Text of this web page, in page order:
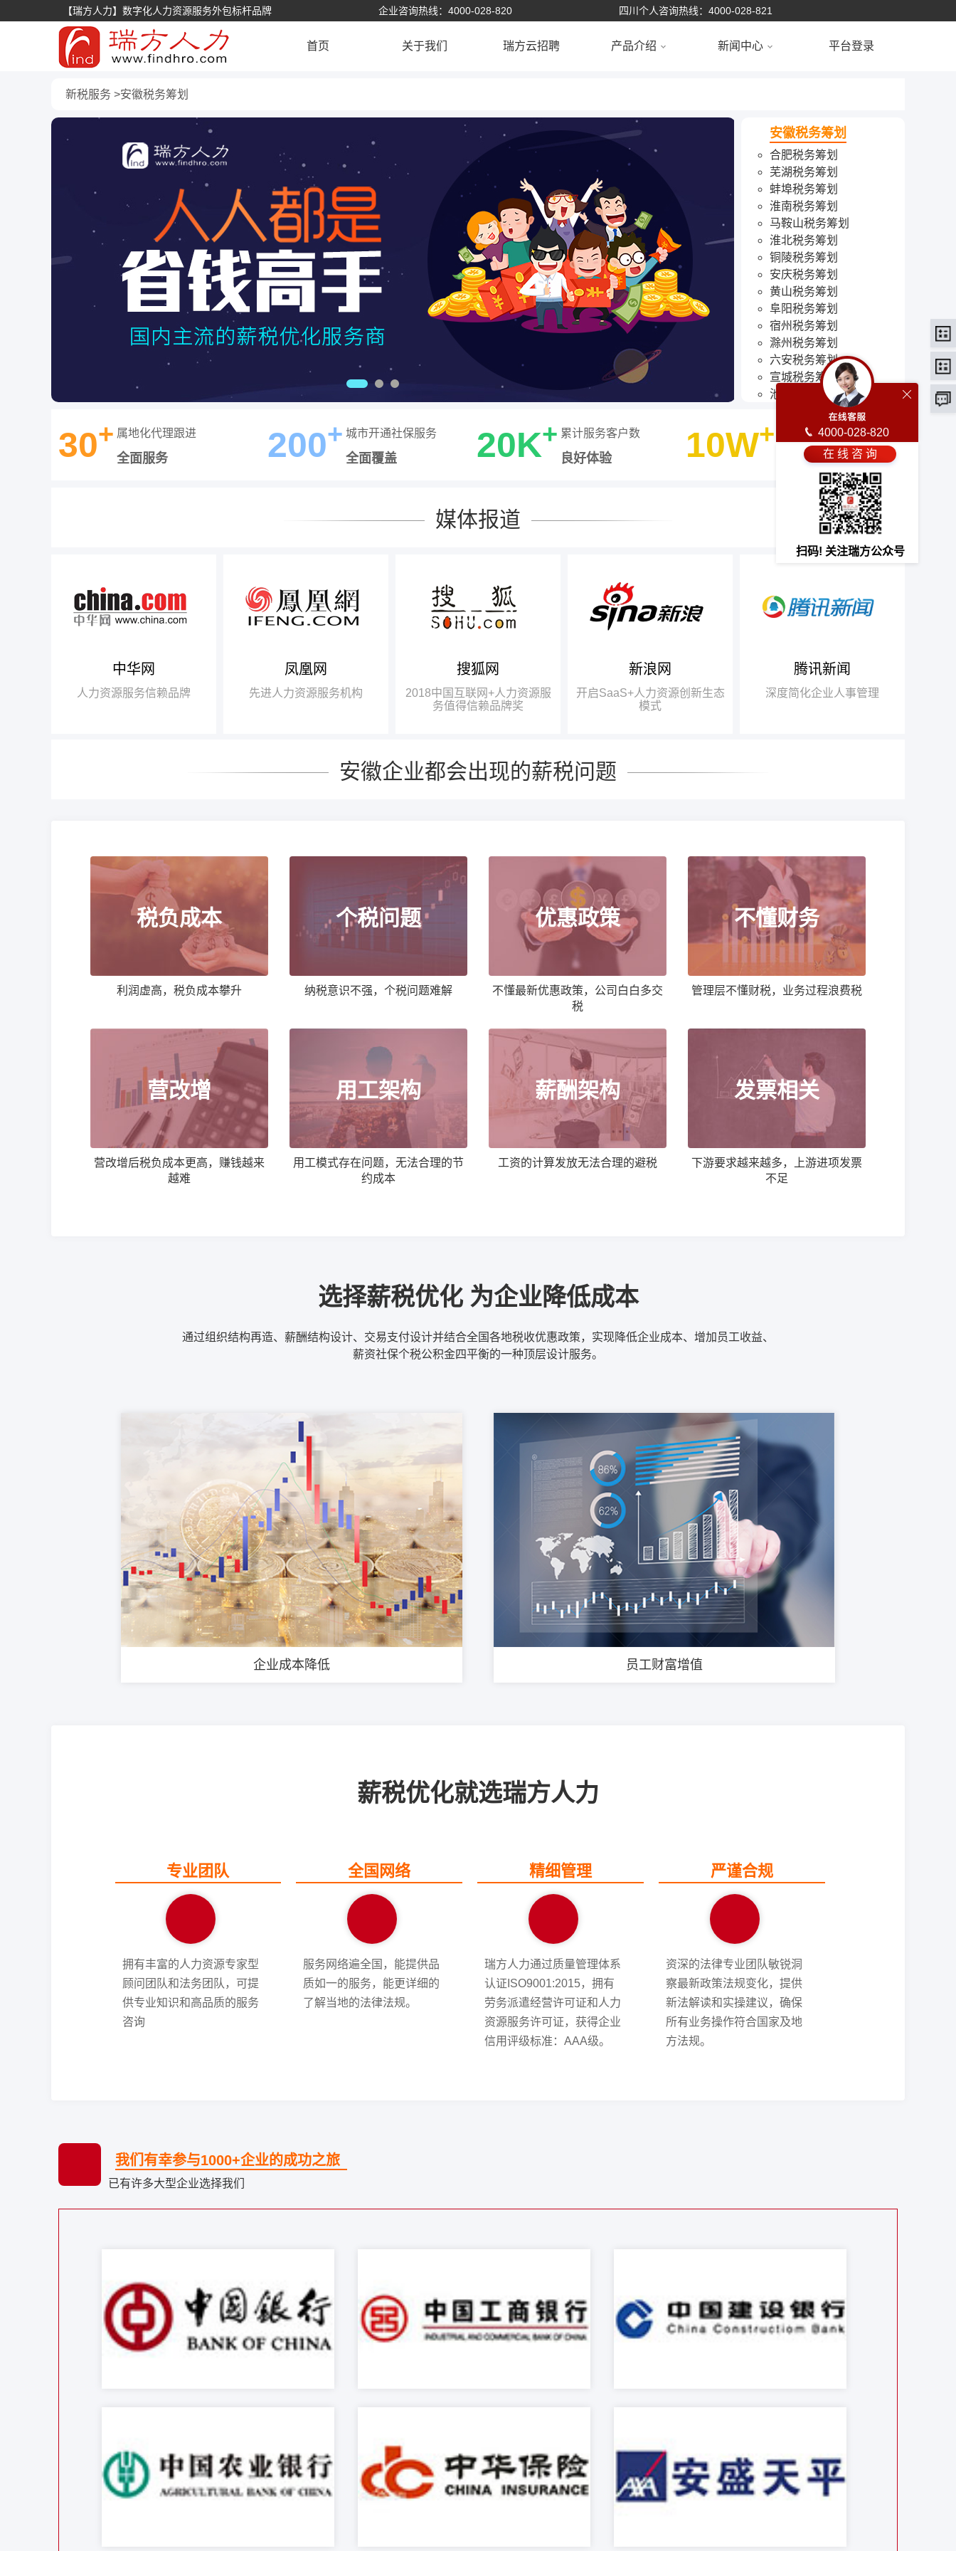
【瑞方人力】数字化人力资源服务外包标杆品牌 企业咨询热线：4000-028-820 四川个人咨询热线：4000-028-821
首页 关于我们 瑞方云招聘 产品介绍 新闻中心 平台登录
新税服务 安徽税务筹划
安徽税务筹划
合肥税务筹划
芜湖税务筹划
蚌埠税务筹划
淮南税务筹划
马鞍山税务筹划
淮北税务筹划
铜陵税务筹划
安庆税务筹划
黄山税务筹划
阜阳税务筹划
宿州税务筹划
滁州税务筹划
六安税务筹划
宣城税务筹划
池州税务筹划
亳州税务筹划
30+ 属地化代理跟进
全面服务 200+ 城市开通社保服务
全面覆盖 20K+ 累计服务客户数
良好体验 10W+ 客户选择瑞方人力
最终选择
媒体报道
中华网
人力资源服务信赖品牌
【腾讯】“2018中国互联网
+行业领军企业奖”
【瑞方】“2018中国互联网
凤凰网
先进人力资源服务机构
龚晓鸥：成都有大量的高校、
研究机构，具备强大的智力基础，
完全有条件在政府的牵头下，打造
出更好的、四川本土的人力资源服
搜狐网
2018中国互联网+人力资源服
务值得信赖品牌奖
瑞方人力获得人力资源行业唯
一奖项——“2018中国互联网+人
力资源服务值得信赖品牌奖”
新浪网
开启SaaS+人力资源创新生态
模式
布局“互联网+人力资源服务”
战略，基于互联网发展的迅猛之
势，打造“瑞人云”SaaS人力资源
腾讯新闻
深度简化企业人事管理
安徽企业都会出现的薪税问题
税负成本
利润虚高，税负成本攀升
个税问题
纳税意识不强，个税问题难解
优惠政策
不懂最新优惠政策，公司白白多交
税
不懂财务
管理层不懂财税，业务过程浪费税
营改增
营改增后税负成本更高，赚钱越来
越难
用工架构
用工模式存在问题，无法合理的节
约成本
薪酬架构
工资的计算发放无法合理的避税
发票相关
下游要求越来越多，上游进项发票
不足
选择薪税优化 为企业降低成本
通过组织结构再造、薪酬结构设计、交易支付设计并结合全国各地税收优惠政策，实现降低企业成本、增加员工收益、
薪资社保个税公积金四平衡的一种顶层设计服务。
企业成本降低 员工财富增值
薪税优化就选瑞方人力
专业团队
拥有丰富的人力资源专家型
顾问团队和法务团队，可提
供专业知识和高品质的服务
咨询
全国网络
服务网络遍全国，能提供品
质如一的服务，能更详细的
了解当地的法律法规。
精细管理
瑞方人力通过质量管理体系
认证ISO9001:2015，拥有
劳务派遣经营许可证和人力
资源服务许可证，获得企业
信用评级标准：AAA级。
严谨合规
资深的法律专业团队敏锐洞
察最新政策法规变化，提供
新法解读和实操建议，确保
所有业务操作符合国家及地
方法规。
我们有幸参与1000+企业的成功之旅
已有许多大型企业选择我们
4000-028-820
在 线 咨 询
扫码! 关注瑞方公众号